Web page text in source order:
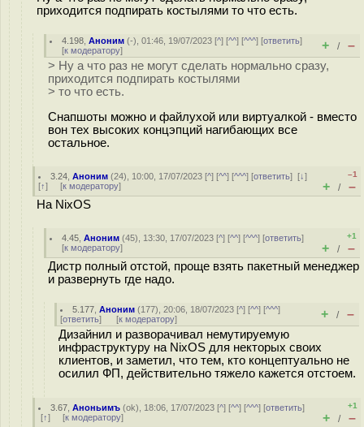
приходится подпирать костылями то что есть.
4.198 ,Аноним (-), 01:46, 19/07/2023 [^] [^^] [^^^] [ответить]
[к модератору] + / –
> Ну а что раз не могут сделать нормально сразу,
приходится подпирать костылями
> то что есть.
Снапшоты можно и файлухой или виртуалкой - вместо
вон тех высоких концэпций нагибающих все
остальное.
3.24 ,Аноним (24), 10:00, 17/07/2023 [^] [^^] [^^^] [ответить][↓]
[↑] [к модератору]
–1
+ / –
На NixOS
4.45 ,Аноним (45), 13:30, 17/07/2023 [^] [^^] [^^^] [ответить]
[к модератору]
+1
+ / –
Дистр полный отстой, проще взять пакетный менеджер
и развернуть где надо.
5.177 ,Аноним (177), 20:06, 18/07/2023 [^] [^^] [^^^]
[ответить] [к модератору] + / –
Дизайнил и разворачивал немутируемую
инфраструктуру на NixOS для некторых своих
клиентов, и заметил, что тем, кто концептуально не
осилил ФП, действительно тяжело кажется отстоем.
3.67 ,Аноньимъ (ok), 18:06, 17/07/2023 [^] [^^] [^^^] [ответить]
[↑] [к модератору]
+1
+ / –